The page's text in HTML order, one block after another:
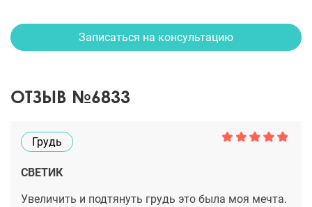
Записаться на консультацию
ОТЗЫВ №6833
Грудь
СВЕТИК
Увеличить и подтянуть грудь это была моя мечта.